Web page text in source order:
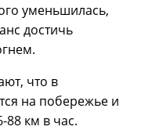
уменьшилась,
достичь
что в
на побережье и
88 км в час.